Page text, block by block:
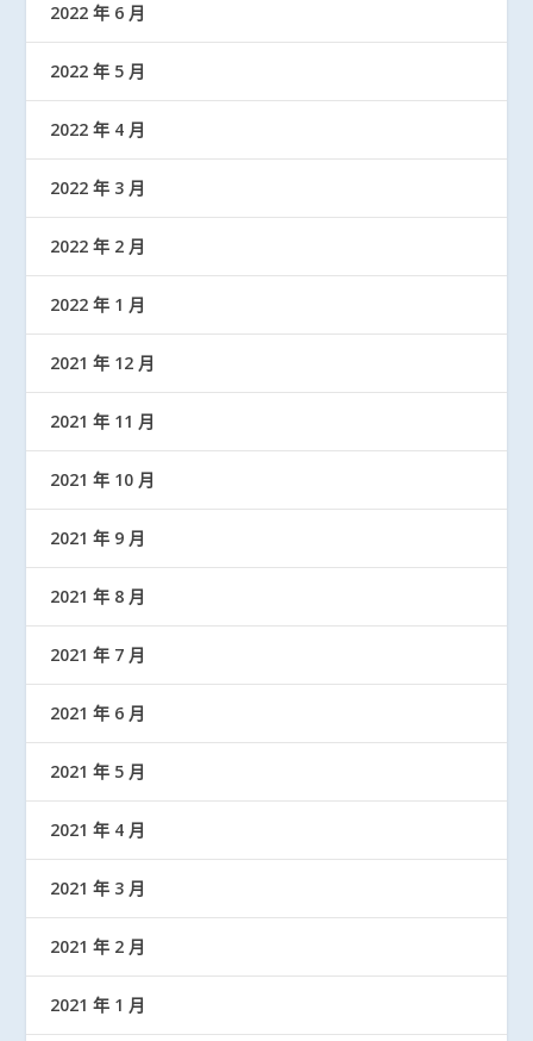
2022 年 6 月
2022 年 5 月
2022 年 4 月
2022 年 3 月
2022 年 2 月
2022 年 1 月
2021 年 12 月
2021 年 11 月
2021 年 10 月
2021 年 9 月
2021 年 8 月
2021 年 7 月
2021 年 6 月
2021 年 5 月
2021 年 4 月
2021 年 3 月
2021 年 2 月
2021 年 1 月